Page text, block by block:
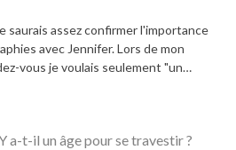
saurais assez confirmer l'importance
avec Jennifer. Lors de mon
vous je voulais seulement "un…
a-t-il un âge pour se travestir ?